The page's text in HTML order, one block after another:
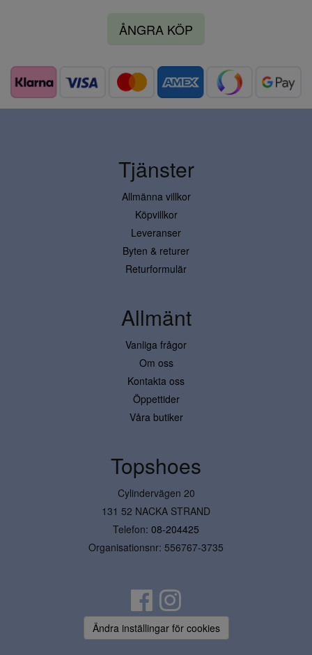
ÅNGRA KÖP
Tjänster
Allmänna villkor
Köpvillkor
Leveranser
Byten & returer
Returformulär
Allmänt
Vanliga frågor
Om oss
Kontakta oss
Öppettider
Våra butiker
Topshoes
Cylindervägen 20
131 52 NACKA STRAND
Telefon: 08-204425
Organisationsnr: 556767-3735
Ändra inställingar för cookies